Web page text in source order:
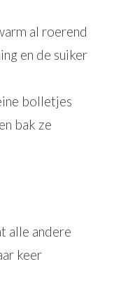
al roerend
en de suiker
bolletjes
bak ze
alle andere
keer